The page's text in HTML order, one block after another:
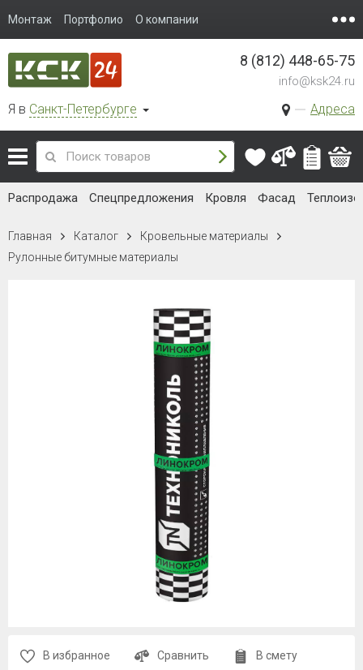
Монтаж Портфолио О компании
Я в Санкт-Петербурге Адреса
8 (812) 448-65-75
info@ksk24.ru
Распродажа Спецпредложения Кровля Фасад
Главная Каталог
Кровельные материалы
Рулонные битумные материалы
В избранное Сравнить В смету